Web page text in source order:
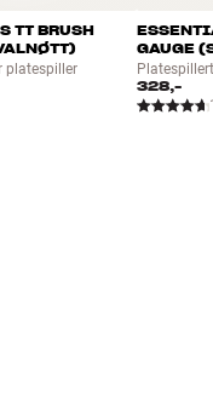
TT BRUSH
platespiller
GAUGE
328,-